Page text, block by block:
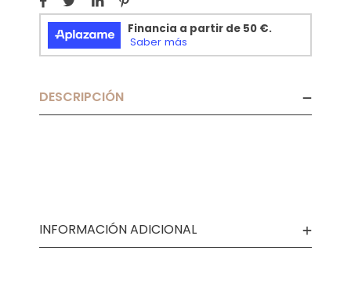
DESCRIPCIÓN
INFORMACIÓN ADICIONAL